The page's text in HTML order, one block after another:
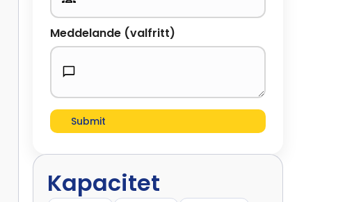
Meddelande (valfritt)
Submit
Kapacitet